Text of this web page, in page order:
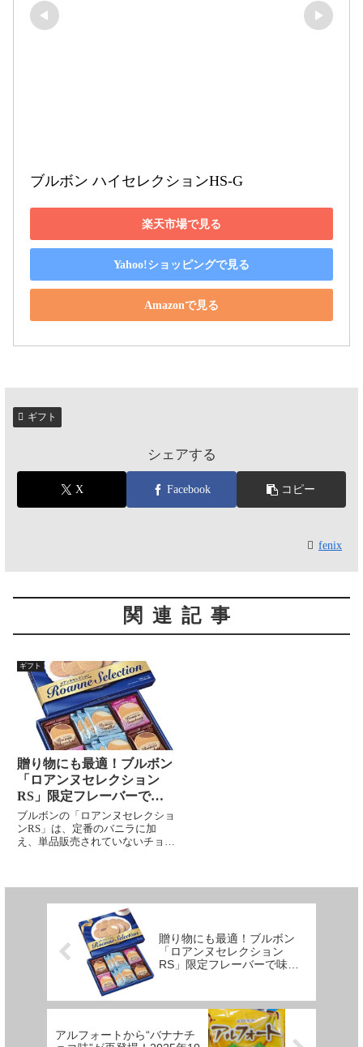
ブルボン ハイセレクションHS-G
楽天市場で見る
Yahoo!ショッピングで見る
Amazonで見る
ギフト
シェアする
X Facebook コピー
fenix
関連記事
ギフト
贈り物にも最適！ブルボン
「ロアンヌセレクション
RS」限定フレーバーで味
わう3種の上品なゴーフレ
ット
ブルボンの「ロアンヌセレクショ
ンRS」は、定番のバニラに加
え、単品販売されていないチョコ
贈り物にも最適！ブルボン
「ロアンヌセレクション
RS」限定フレーバーで味わ
アルフォートから“バナナチ